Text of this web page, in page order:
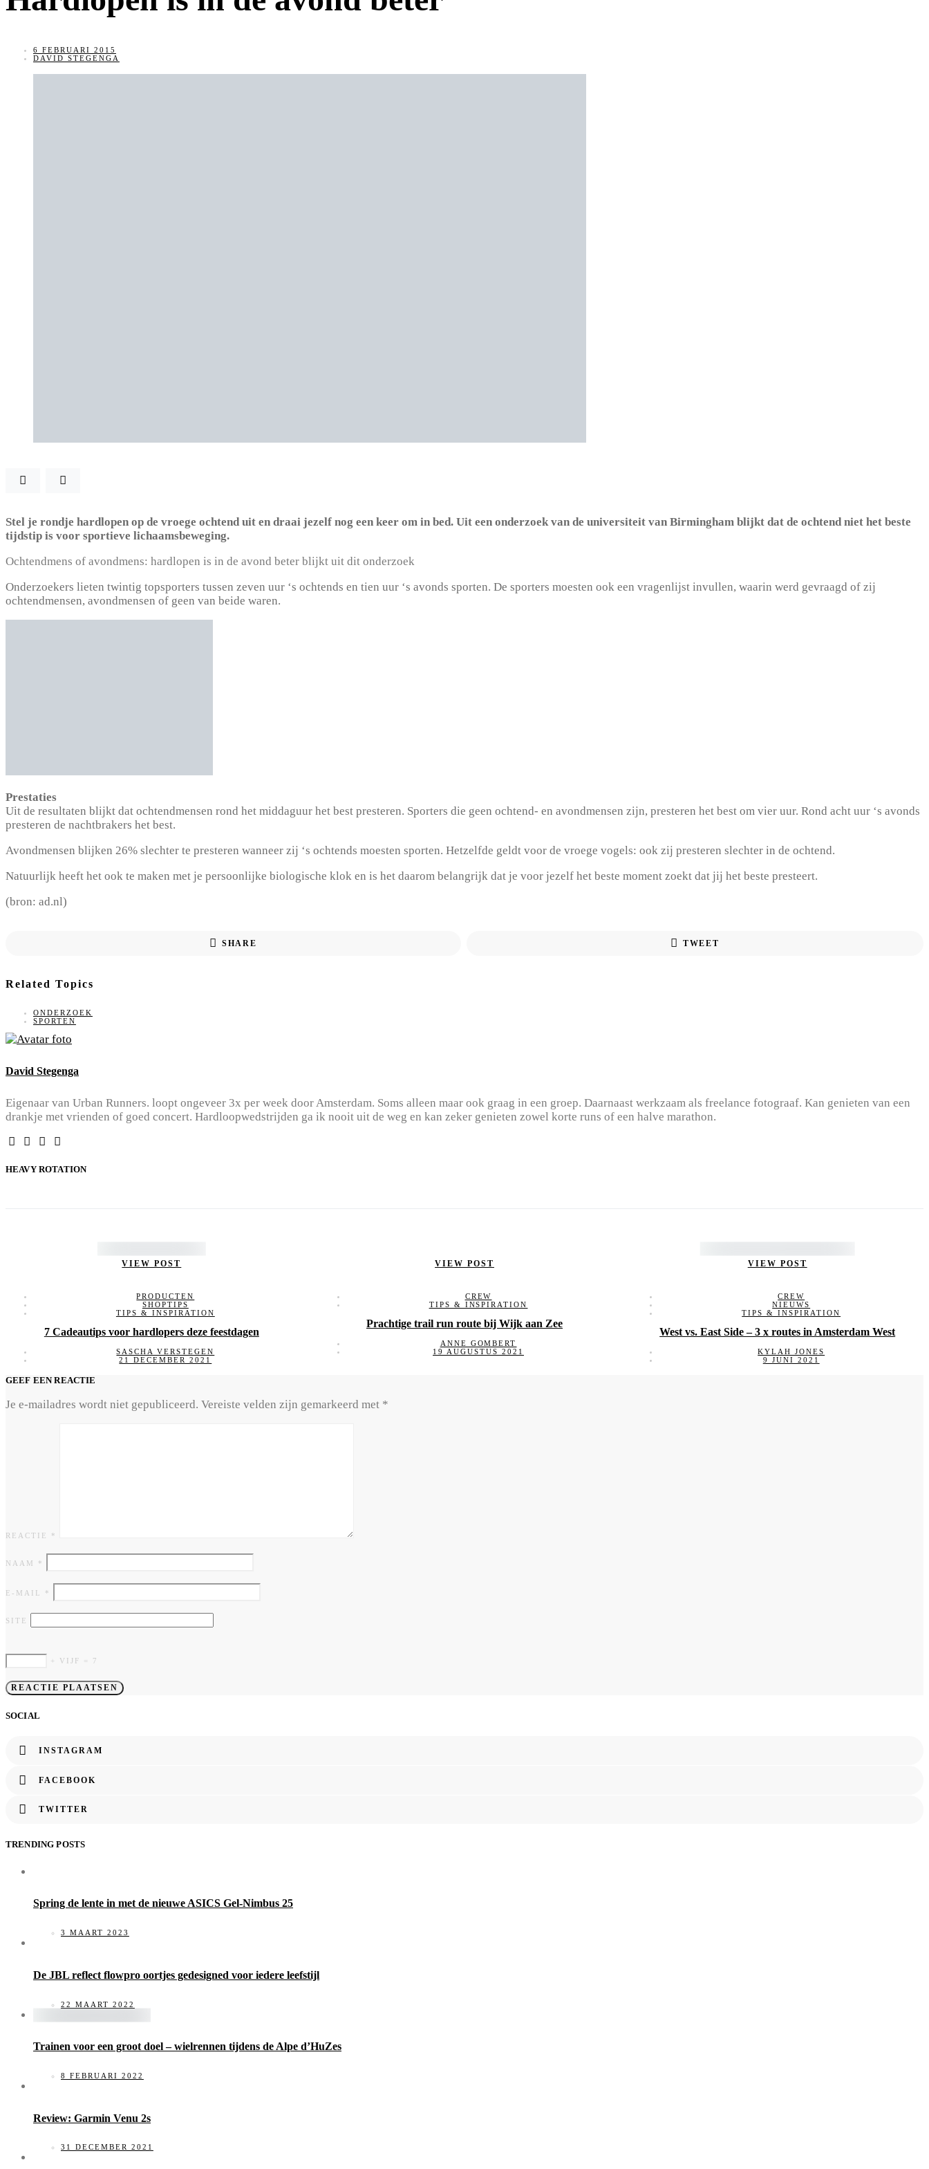
6 FEBRUARI 2015
DAVID STEGENGA
Stel je rondje hardlopen op de vroege ochtend uit en draai jezelf nog een keer om in bed. Uit een onderzoek van de universiteit van Birmingham blijkt dat de ochtend niet het beste
tijdstip is voor sportieve lichaamsbeweging.
Ochtendmens of avondmens: hardlopen is in de avond beter blijkt uit dit onderzoek
Onderzoekers lieten twintig topsporters tussen zeven uur ‘s ochtends en tien uur ‘s avonds sporten. De sporters moesten ook een vragenlijst invullen, waarin werd gevraagd of zij
ochtendmensen, avondmensen of geen van beide waren.
Prestaties
Uit de resultaten blijkt dat ochtendmensen rond het middaguur het best presteren. Sporters die geen ochtend- en avondmensen zijn, presteren het best om vier uur. Rond acht uur ‘s avonds
presteren de nachtbrakers het best.
Avondmensen blijken 26% slechter te presteren wanneer zij ‘s ochtends moesten sporten. Hetzelfde geldt voor de vroege vogels: ook zij presteren slechter in de ochtend.
Natuurlijk heeft het ook te maken met je persoonlijke biologische klok en is het daarom belangrijk dat je voor jezelf het beste moment zoekt dat jij het beste presteert.
(bron: ad.nl)
SHARE TWEET
Related Topics
ONDERZOEK
SPORTEN
David Stegenga
Eigenaar van Urban Runners. loopt ongeveer 3x per week door Amsterdam. Soms alleen maar ook graag in een groep. Daarnaast werkzaam als freelance fotograaf. Kan genieten van een
drankje met vrienden of goed concert. Hardloopwedstrijden ga ik nooit uit de weg en kan zeker genieten zowel korte runs of een halve marathon.
HEAVY ROTATION
VIEW POST
PRODUCTEN
SHOPTIPS
TIPS & INSPIRATION
7 Cadeautips voor hardlopers deze feestdagen
SASCHA VERSTEGEN
21 DECEMBER 2021
VIEW POST
CREW
TIPS & INSPIRATION
Prachtige trail run route bij Wijk aan Zee
ANNE GOMBERT
19 AUGUSTUS 2021
VIEW POST
CREW
NIEUWS
TIPS & INSPIRATION
West vs. East Side – 3 x routes in Amsterdam West
KYLAH JONES
9 JUNI 2021
GEEF EEN REACTIE
Je e-mailadres wordt niet gepubliceerd. Vereiste velden zijn gemarkeerd met *
REACTIE *
NAAM *
E-MAIL *
SITE
+ VIJF = 7
SOCIAL
INSTAGRAM
FACEBOOK
TWITTER
TRENDING POSTS
Spring de lente in met de nieuwe ASICS Gel-Nimbus 25
3 MAART 2023
De JBL reflect flowpro oortjes gedesigned voor iedere leefstijl
22 MAART 2022
Trainen voor een groot doel – wielrennen tijdens de Alpe d’HuZes
8 FEBRUARI 2022
Review: Garmin Venu 2s
31 DECEMBER 2021